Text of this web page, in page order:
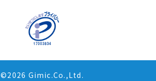
©2026 Gimic.Co.,Ltd.